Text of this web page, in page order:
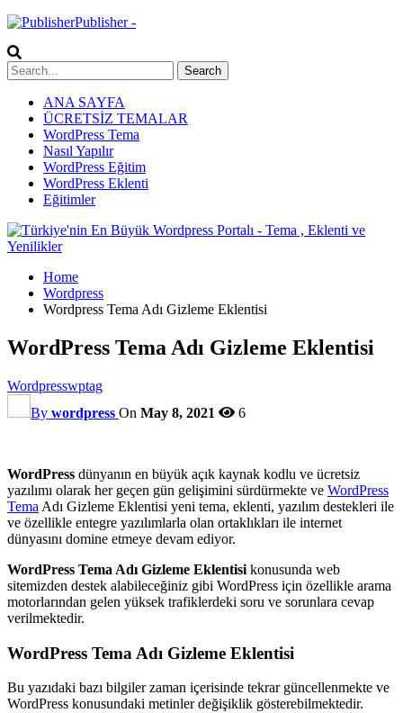
Publisher -
ANA SAYFA
ÜCRETSİZ TEMALAR
WordPress Tema
Nasıl Yapılır
WordPress Eğitim
WordPress Eklenti
Eğitimler
Home
Wordpress
Wordpress Tema Adı Gizleme Eklentisi
WordPress Tema Adı Gizleme Eklentisi
Wordpresswptag
By wordpress On May 8, 2021 6
WordPress dünyanın en büyük açık kaynak kodlu ve ücretsiz
yazılımı olarak her geçen gün gelişimini sürdürmekte ve WordPress
Tema Adı Gizleme Eklentisi yeni tema, eklenti, yazılım destekleri ile
ve özellikle entegre yazılımlarla olan ortaklıkları ile internet
dünyasını domine etmeye devam ediyor.
WordPress Tema Adı Gizleme Eklentisi konusunda web
sitemizden destek alabileceğiniz gibi WordPress için özellikle arama
motorlarından gelen yüksek trafiklerdeki soru ve sorunlara cevap
verilmektedir.
WordPress Tema Adı Gizleme Eklentisi
Bu yazıdaki bazı bilgiler zaman içerisinde tekrar güncellenmekte ve
WordPress konusundaki metinler değişiklik gösterebilmektedir.